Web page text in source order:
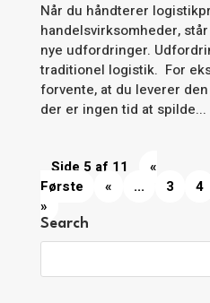
Når du håndterer
handelsvirksomheder,
nye udfordringer.
traditionel logistik. For
forvente, at du leverer
der er ingen tid at spilde...
Side 5 af 11
«
Første
« ... 3 4
»
Search